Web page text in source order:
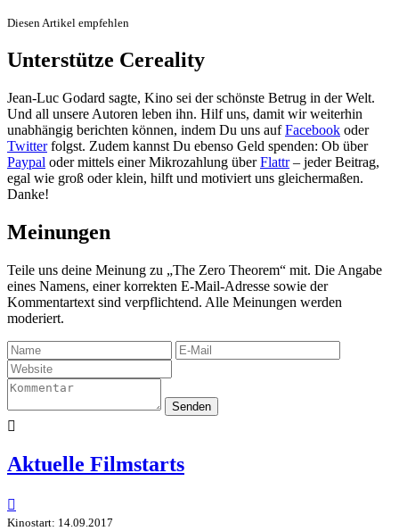
Diesen Artikel empfehlen
Unterstütze Cereality
Jean-Luc Godard sagte, Kino sei der schönste Betrug in der Welt.
Und all unsere Autoren leben ihn. Hilf uns, damit wir weiterhin
unabhängig berichten können, indem Du uns aufFacebook oder
Twitterfolgst. Zudem kannst Du ebenso Geld spenden: Ob über
Paypal oder mittels einer Mikrozahlung überFlattr– jeder Beitrag,
egal wie groß oder klein, hilft und motiviert uns gleichermaßen.
Danke!
Meinungen
Teile uns deine Meinung zu „The Zero Theorem“ mit. Die Angabe
eines Namens, einer korrekten E-Mail-Adresse sowie der
Kommentartext sind verpflichtend. Alle Meinungen werden
moderiert.
Senden

Aktuelle Filmstarts

Kinostart: 14.09.2017